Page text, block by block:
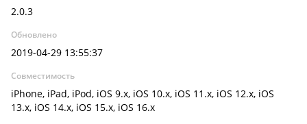
2.0.3
Обновлено
2019-04-29 13:55:37
Совместимость
iPhone, iPad, iPod, iOS 9.x, iOS 10.x, iOS 11.x, iOS 12.x, iOS
13.x, iOS 14.x, iOS 15.x, iOS 16.x